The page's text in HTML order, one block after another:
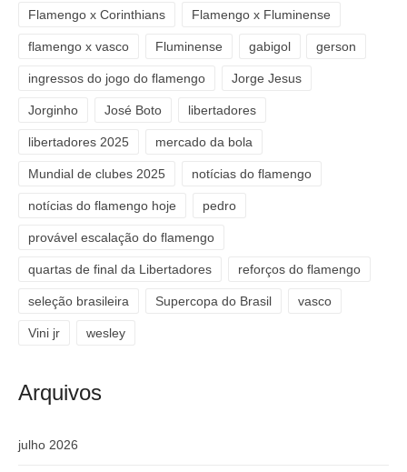
Flamengo x Corinthians Flamengo x Fluminense
flamengo x vasco Fluminense gabigol gerson
ingressos do jogo do flamengo Jorge Jesus
Jorginho José Boto libertadores
libertadores 2025 mercado da bola
Mundial de clubes 2025 notícias do flamengo
notícias do flamengo hoje pedro
provável escalação do flamengo
quartas de final da Libertadores reforços do flamengo
seleção brasileira Supercopa do Brasil vasco
Vini jr wesley
Arquivos
julho 2026